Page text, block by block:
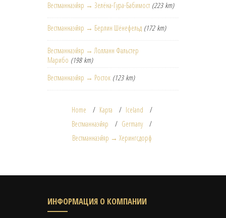
Вестманнаэйяр → Зелёна-Гура-Бабимост (223 km)
Вестманнаэйяр → Берлин Шёнефельд (172 km)
Вестманнаэйяр → Лолланн Фальстер
Марибо (198 km)
Вестманнаэйяр → Росток (123 km)
Home Карта
Iceland
Вестманнаэйяр
Germany
Вестманнаэйяр → Херингсдорф
ИНФОРМАЦИЯ О КОМПАНИИ